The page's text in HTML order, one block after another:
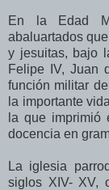
En la Edad
abaluartados
y jesuitas, bajo
Felipe IV, Juan
función militar
la importante
la que imprimió
docencia en
La iglesia
siglos XIV- XV,